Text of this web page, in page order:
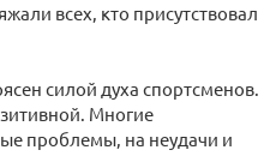
всех, кто присутствовал
силой духа спортсменов.
Многие
проблемы, на неудачи и